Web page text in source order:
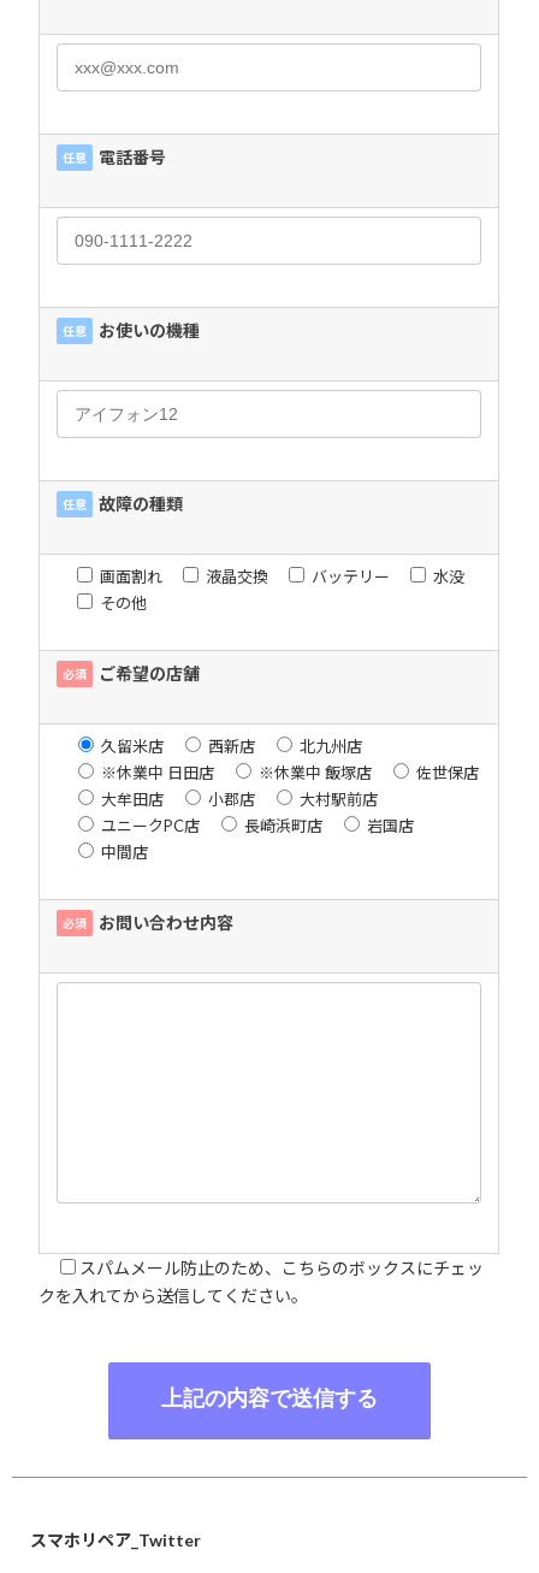
任意 電話番号
任意 お使いの機種
任意 故障の種類
画面割れ 液晶交換 バッテリー
水没
その他
必須 ご希望の店舗
久留米店 西新店
北九州店
※休業中 日田店
※休業中 飯塚店
佐世保店
大牟田店
小郡店
大村駅前店
ユニークPC店
長崎浜町店
岩国店
中間店
必須 お問い合わせ内容
スパムメール防止のため、こちらのボックスにチェッ
クを入れてから送信してください。
A
e
スマホリペア_Twitter